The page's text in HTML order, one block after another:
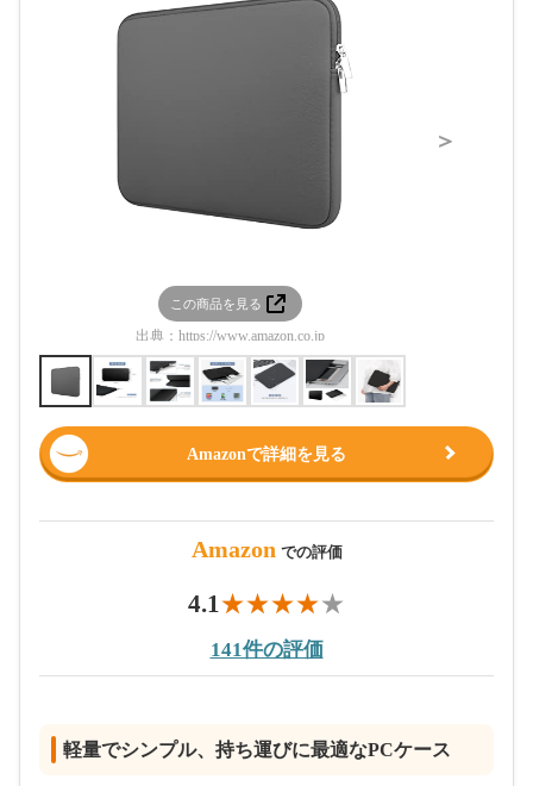
この商品を見る
出典： https://www.amazon.co.jp
＞
Amazonで詳細を見る
Amazon での評価
4.1
141件の評価
軽量でシンプル、持ち運びに最適なPCケース